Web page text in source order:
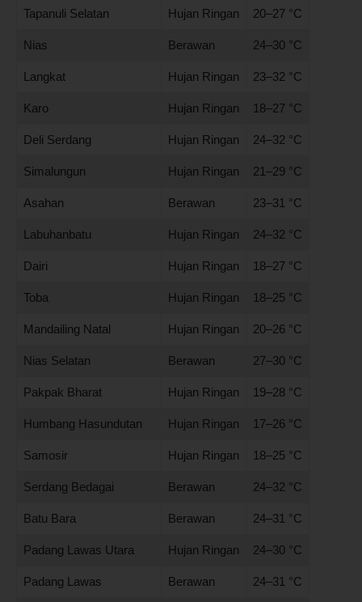
Tapanuli Selatan Hujan Ringan 20–27 °C
Nias Berawan 24–30 °C
Langkat Hujan Ringan 23–32 °C
Karo Hujan Ringan 18–27 °C
Deli Serdang Hujan Ringan 24–32 °C
Simalungun Hujan Ringan 21–29 °C
Asahan Berawan 23–31 °C
Labuhanbatu Hujan Ringan 24–32 °C
Dairi Hujan Ringan 18–27 °C
Toba Hujan Ringan 18–25 °C
Mandailing Natal Hujan Ringan 20–26 °C
Nias Selatan Berawan 27–30 °C
Pakpak Bharat Hujan Ringan 19–28 °C
Humbang Hasundutan Hujan Ringan 17–26 °C
Samosir Hujan Ringan 18–25 °C
Serdang Bedagai Berawan 24–32 °C
Batu Bara Berawan 24–31 °C
Padang Lawas Utara Hujan Ringan 24–30 °C
Padang Lawas Berawan 24–31 °C